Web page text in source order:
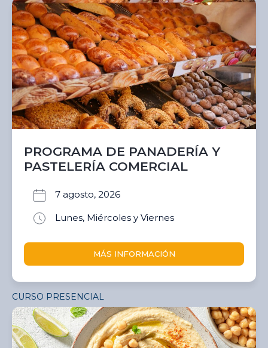
PROGRAMA DE PANADERÍA Y
PASTELERÍA COMERCIAL
7 agosto, 2026
Lunes, Miércoles y Viernes
MÁS INFORMACIÓN
CURSO PRESENCIAL